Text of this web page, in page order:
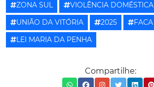
ZONA SUL
VIOLÊNCIA DOMÉSTICA
UNIÃO DA VITÓRIA
2025
FACA
LEI MARIA DA PENHA
Compartilhe: